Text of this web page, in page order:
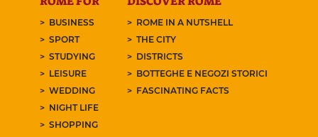
BUSINESS
SPORT
STUDYING
LEISURE
WEDDING
NIGHT LIFE
SHOPPING
ROME IN A NUTSHELL
THE CITY
DISTRICTS
BOTTEGHE E NEGOZI STORICI
FASCINATING FACTS